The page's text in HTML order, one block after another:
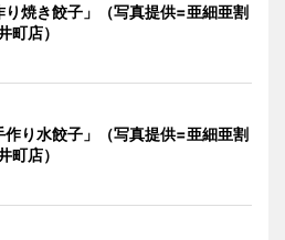
り焼き餃子」（写真提供=亜細亜割
町店）
作り水餃子」（写真提供=亜細亜割
町店）